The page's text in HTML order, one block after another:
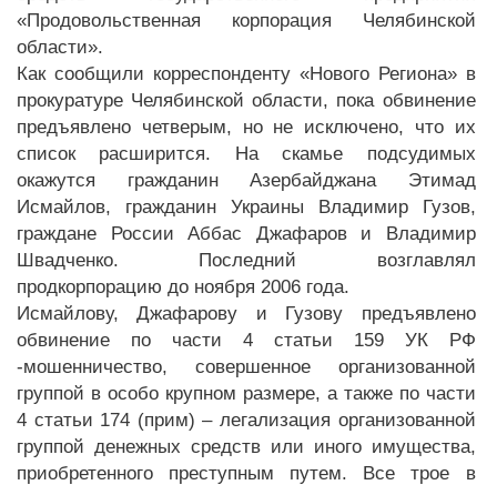
«Продовольственная корпорация Челябинской
области».
Как сообщили корреспонденту «Нового Региона» в
прокуратуре Челябинской области, пока обвинение
предъявлено четверым, но не исключено, что их
список расширится. На скамье подсудимых
окажутся гражданин Азербайджана Этимад
Исмайлов, гражданин Украины Владимир Гузов,
граждане России Аббас Джафаров и Владимир
Швадченко. Последний возглавлял
продкорпорацию до ноября 2006 года.
Исмайлову, Джафарову и Гузову предъявлено
обвинение по части 4 статьи 159 УК РФ
-мошенничество, совершенное организованной
группой в особо крупном размере, а также по части
4 статьи 174 (прим) – легализация организованной
группой денежных средств или иного имущества,
приобретенного преступным путем. Все трое в